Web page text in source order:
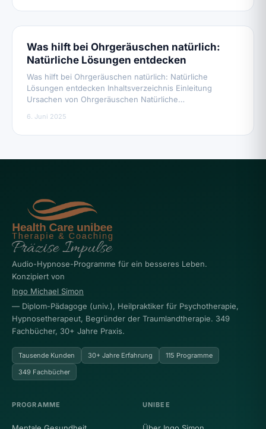
Was hilft bei Ohrgeräuschen natürlich:
Natürliche Lösungen entdecken
Was hilft bei Ohrgeräuschen natürlich: Natürliche
Lösungen entdecken Inhaltsverzeichnis Einleitung
Ursachen von Ohrgeräuschen Natürliche…
6. Juni 2025
Audio-Hypnose-Programme für ein besseres Leben.
Konzipiert von
Ingo Michael Simon
— Diplom-Pädagoge (univ.), Heilpraktiker für Psychotherapie,
Hypnosetherapeut, Begründer der Traumlandtherapie. 349
Fachbücher, 30+ Jahre Praxis.
Tausende Kunden 30+ Jahre Erfahrung
115 Programme
349 Fachbücher
PROGRAMME UNIBEE